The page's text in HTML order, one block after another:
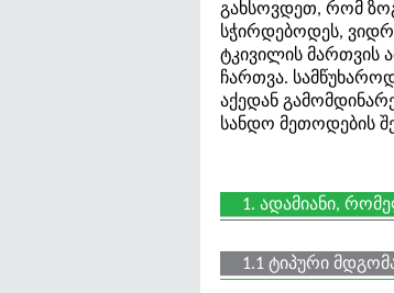
გახსოვდეთ, რომ
სჭირდებოდეს,
ტკივილის მართვის
ჩართვა.
აქედან
სანდო მეთოდების
1. ადამიანი,
1.1 ტიპური